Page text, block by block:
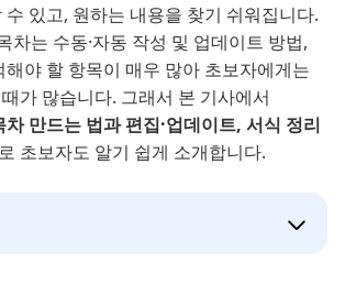
있고, 원하는 내용을 찾기 쉬워집니다.
차는 수동·자동 작성 및 업데이트 방법,
야 할 항목이 매우 많아 초보자에게는
가 많습니다. 그래서 본 기사에서
만드는 법과 편집·업데이트, 서식 정리
초보자도 알기 쉽게 소개합니다.